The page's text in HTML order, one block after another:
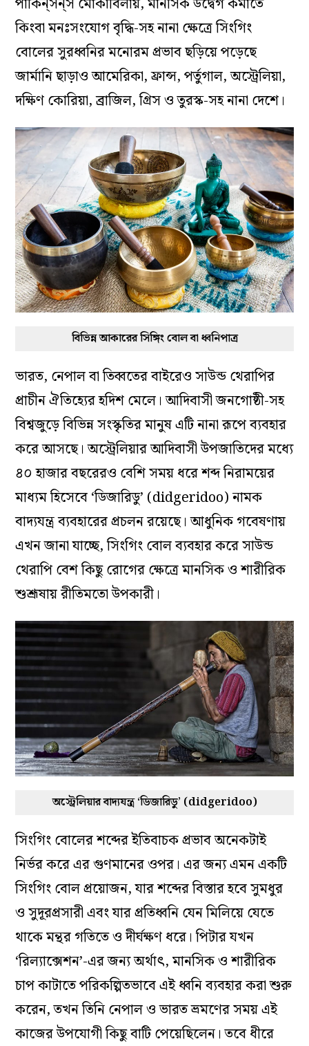
কিংবা মনঃসংযোগ বৃদ্ধি-সহ নানা ক্ষেত্রে সিংগিং
বোলের সুরধ্বনির মনোরম প্রভাব ছড়িয়ে পড়েছে
জার্মানি ছাড়াও আমেরিকা, ফ্রান্স, পর্তুগাল, অস্ট্রেলিয়া,
দক্ষিণ কোরিয়া, ব্রাজিল, গ্রিস ও তুরস্ক-সহ নানা দেশে।
বিভিন্ন আকারের সিঙ্গিং বোল বা ধ্বনিপাত্র
ভারত, নেপাল বা তিব্বতের বাইরেও সাউন্ড থেরাপির
প্রাচীন ঐতিহ্যের হদিশ মেলে। আদিবাসী জনগোষ্ঠী-সহ
বিশ্বজুড়ে বিভিন্ন সংস্কৃতির মানুষ এটি নানা রূপে ব্যবহার
করে আসছে। অস্ট্রেলিয়ার আদিবাসী উপজাতিদের মধ্যে
৪০ হাজার বছরেরও বেশি সময় ধরে শব্দ নিরাময়ের
মাধ্যম হিসেবে ‘ডিজারিডু’ (didgeridoo) নামক
বাদ্যযন্ত্র ব্যবহারের প্রচলন রয়েছে। আধুনিক গবেষণায়
এখন জানা যাচ্ছে, সিংগিং বোল ব্যবহার করে সাউন্ড
থেরাপি বেশ কিছু রোগের ক্ষেত্রে মানসিক ও শারীরিক
শুশ্রূষায় রীতিমতো উপকারী।
অস্ট্রেলিয়ার বাদ্যযন্ত্র ‘ডিজারিডু’ (didgeridoo)
সিংগিং বোলের শব্দের ইতিবাচক প্রভাব অনেকটাই
নির্ভর করে এর গুণমানের ওপর। এর জন্য এমন একটি
সিংগিং বোল প্রয়োজন, যার শব্দের বিস্তার হবে সুমধুর
ও সুদূরপ্রসারী এবং যার প্রতিধ্বনি যেন মিলিয়ে যেতে
থাকে মন্থর গতিতে ও দীর্ঘক্ষণ ধরে। পিটার যখন
‘রিল্যাক্সেশন’-এর জন্য অর্থাৎ, মানসিক ও শারীরিক
চাপ কাটাতে পরিকল্পিতভাবে এই ধ্বনি ব্যবহার করা শুরু
করেন, তখন তিনি নেপাল ও ভারত ভ্রমণের সময় এই
কাজের উপযোগী কিছু বাটি পেয়েছিলেন। তবে ধীরে